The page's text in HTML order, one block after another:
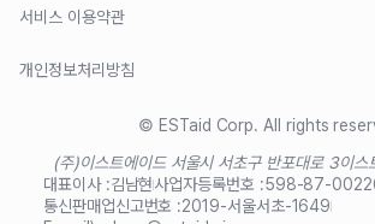
서비스 이용약관
개인정보처리방침
© ESTaid Corp. All rights
(주)이스트에이드 서울시 서초구 반포대로 3이스
대표이사 :김남현사업자등록번호 :598-87-
통신판매업신고번호 :2019-서울서초-1649